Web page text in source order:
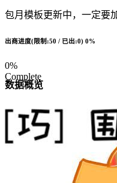
包月模板更新中，一定要
出商进度(限制:50 / 已出:0) 0%
0%
Complete
数据概览